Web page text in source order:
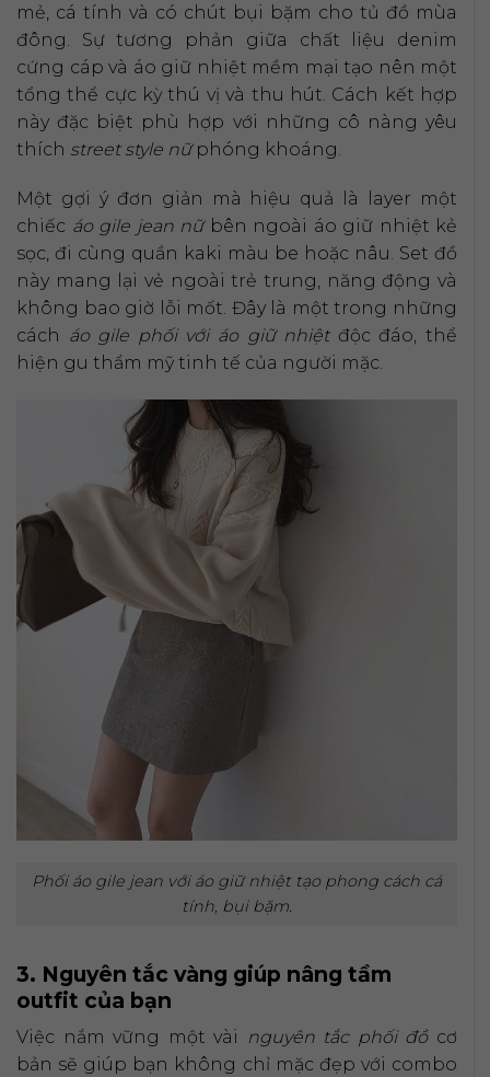
mẻ, cá tính và có chút bụi bặm cho tủ đồ mùa
đông. Sự tương phản giữa chất liệu denim
cứng cáp và áo giữ nhiệt mềm mại tạo nên một
tổng thể cực kỳ thú vị và thu hút. Cách kết hợp
này đặc biệt phù hợp với những cô nàng yêu
thích street style nữphóng khoáng.
Một gợi ý đơn giản mà hiệu quả là layer một
chiếc áo gile jean nữbên ngoài áo giữ nhiệt kẻ
sọc, đi cùng quần kaki màu be hoặc nâu. Set đồ
này mang lại vẻ ngoài trẻ trung, năng động và
không bao giờ lỗi mốt. Đây là một trong những
cách áo gile phối với áo giữ nhiệtđộc đáo, thể
hiện gu thẩm mỹ tinh tế của người mặc.
Phối áo gile jean với áo giữ nhiệt tạo phong cách cá
tính, bụi bặm.
3. Nguyên tắc vàng giúp nâng tầm
outfit của bạn
Việc nắm vững một vài nguyên tắc phối đồcơ
bản sẽ giúp bạn không chỉ mặc đẹp với combo